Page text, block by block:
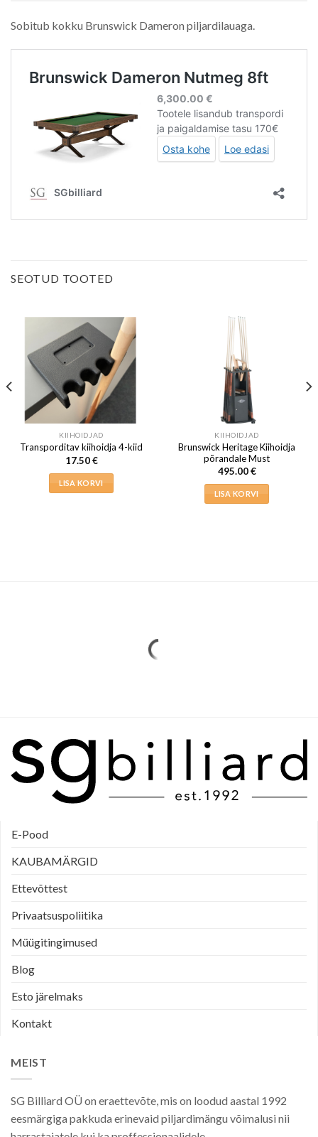
Sobitub kokku Brunswick Dameron piljardilauaga.
SEOTUD TOOTED
KIIHOIDJAD
Transporditav kiihoidja 4-kiid
17.50€
LISA KORVI
KIIHOIDJAD
Brunswick Heritage Kiihoidja
põrandale Must
495.00€
LISA KORVI
E-Pood
KAUBAMÄRGID
Ettevõttest
Privaatsuspoliitika
Müügitingimused
Blog
Esto järelmaks
Kontakt
MEIST
SG Billiard OÜ on eraettevõte, mis on loodud aastal 1992
eesmärgiga pakkuda erinevaid piljardimängu võimalusi nii